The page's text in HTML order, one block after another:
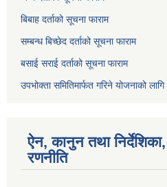
बिबाह दर्ताको सूचना फाराम
सम्बन्ध बिच्छेद दर्ताको सूचना फाराम
बसाई सराई दर्ताको सूचना फाराम
उपभोक्ता समितिमार्फत गरिने योजनाको
ऐन, कानुन तथा निर्देशिका,
रणनीति